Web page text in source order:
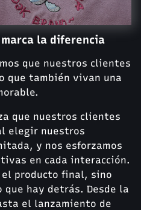
la diferencia
que nuestros clientes
que también vivan una
que nuestros clientes
elegir nuestros
y nos esforzamos
en cada interacción.
el producto final, sino
hay detrás. Desde la
el lanzamiento de